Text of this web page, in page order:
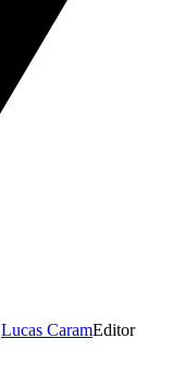
Lucas CaramEditor